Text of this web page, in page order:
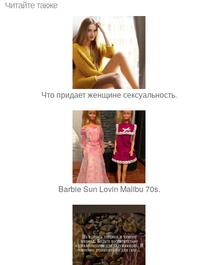
Читайте также
Что придает женщине сексуальность.
Barbie Sun Lovin Malibu 70s.